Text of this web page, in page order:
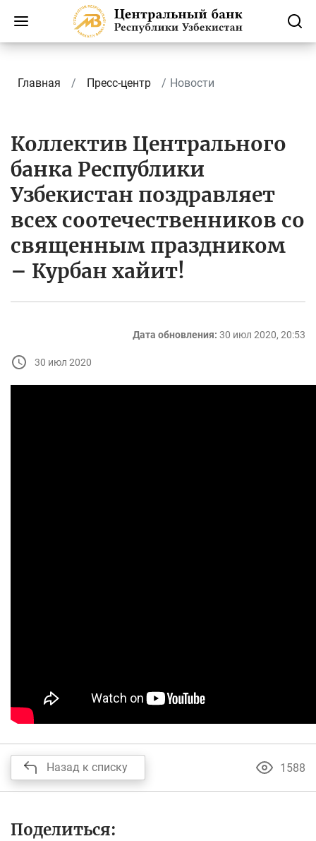
Главная Пресс-центр Новости
Коллектив Центрального
банка Республики
Узбекистан поздравляет
всех соотечественников со
священным праздником
– Курбан хайит!
Дата обновления: 30 июл 2020, 20:53
30 июл 2020
Назад к списку 1588
Поделиться: